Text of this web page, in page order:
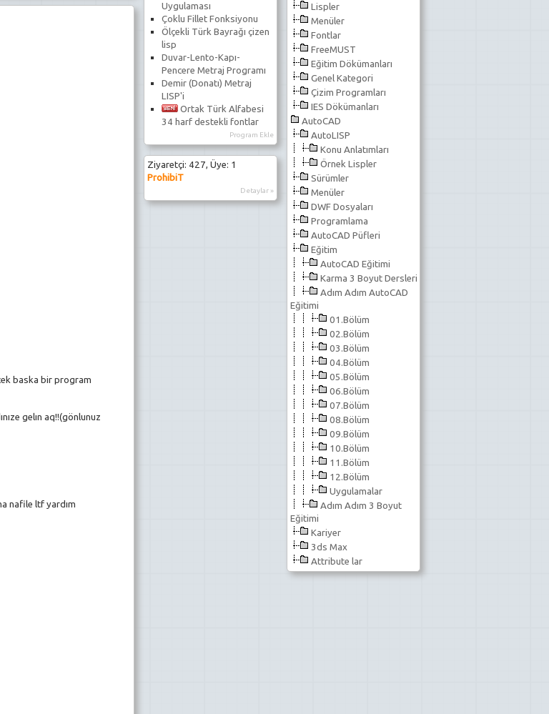
Lispler
Menüler
Fontlar
FreeMUST
Eğitim Dökümanları
Genel Kategori
Çizim Programları
IES Dökümanları
AutoCAD
AutoLISP
Konu Anlatımları
Örnek Lispler
Sürümler
Menüler
DWF Dosyaları
Programlama
AutoCAD Püfleri
Eğitim
AutoCAD Eğitimi
Karma 3 Boyut Dersleri
Adım Adım AutoCAD
Eğitimi
01.Bölüm
02.Bölüm
03.Bölüm
04.Bölüm
05.Bölüm
06.Bölüm
07.Bölüm
08.Bölüm
09.Bölüm
10.Bölüm
11.Bölüm
12.Bölüm
Uygulamalar
Adım Adım 3 Boyut
Eğitimi
Kariyer
3ds Max
Attribute lar
Uygulaması
Çoklu Fillet Fonksiyonu
Ölçekli Türk Bayrağı çizen
lisp
Duvar-Lento-Kapı-
Pencere Metraj Programı
Demir (Donatı) Metraj
LISP'i
Ortak Türk Alfabesi
34 harf destekli fontlar
Program Ekle
Ziyaretçi: 427, Üye: 1
ProhibiT
Detaylar »
baska bir program
gelın aq!!(gönlunuz
nafile ltf yardım